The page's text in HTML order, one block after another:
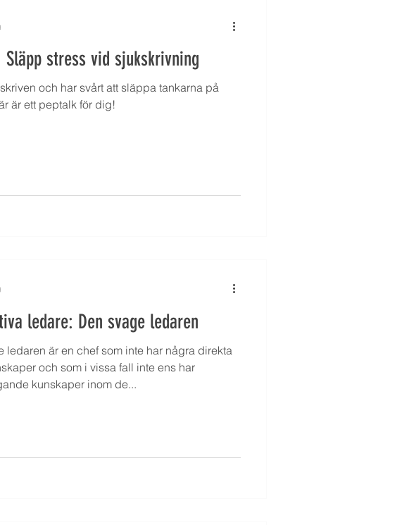
Släpp stress vid sjukskrivning
och har svårt att släppa tankarna på
är ett peptalk för dig!
ledare: Den svage ledaren
ledaren är en chef som inte har några direkta
och som i vissa fall inte ens har
kunskaper inom de...